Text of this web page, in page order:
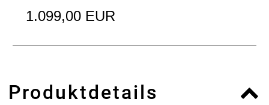
1.099,00 EUR
Produktdetails